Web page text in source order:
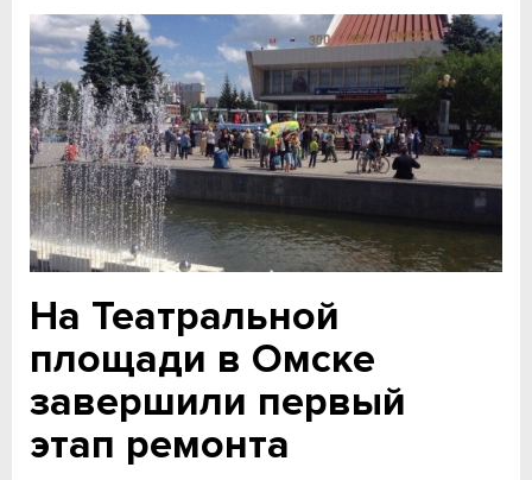
На Театральной
площади в Омске
завершили первый
этап ремонта